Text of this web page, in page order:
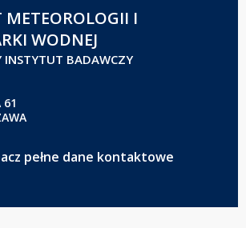
METEOROLOGII I
WODNEJ
INSTYTUT BADAWCZY
61
pełne dane kontaktowe